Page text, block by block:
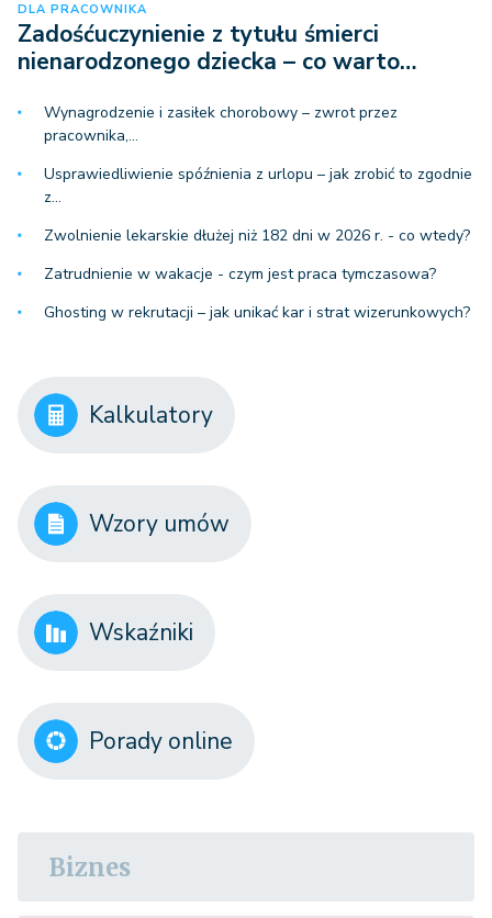
DLA PRACOWNIKA
Zadośćuczynienie z tytułu śmierci
nienarodzonego dziecka – co warto…
Wynagrodzenie i zasiłek chorobowy – zwrot przez
pracownika,…
Usprawiedliwienie spóźnienia z urlopu – jak zrobić to zgodnie
z…
Zwolnienie lekarskie dłużej niż 182 dni w 2026 r. - co wtedy?
Zatrudnienie w wakacje - czym jest praca tymczasowa?
Ghosting w rekrutacji – jak unikać kar i strat wizerunkowych?
Kalkulatory
Wzory umów
Wskaźniki
Porady online
Biznes